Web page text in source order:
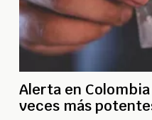
Alerta en
veces más